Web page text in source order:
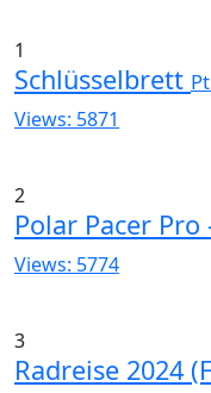
1
Schlüsselbrett
Views: 5871
2
Polar Pacer
Views: 5774
3
Radreise 2024